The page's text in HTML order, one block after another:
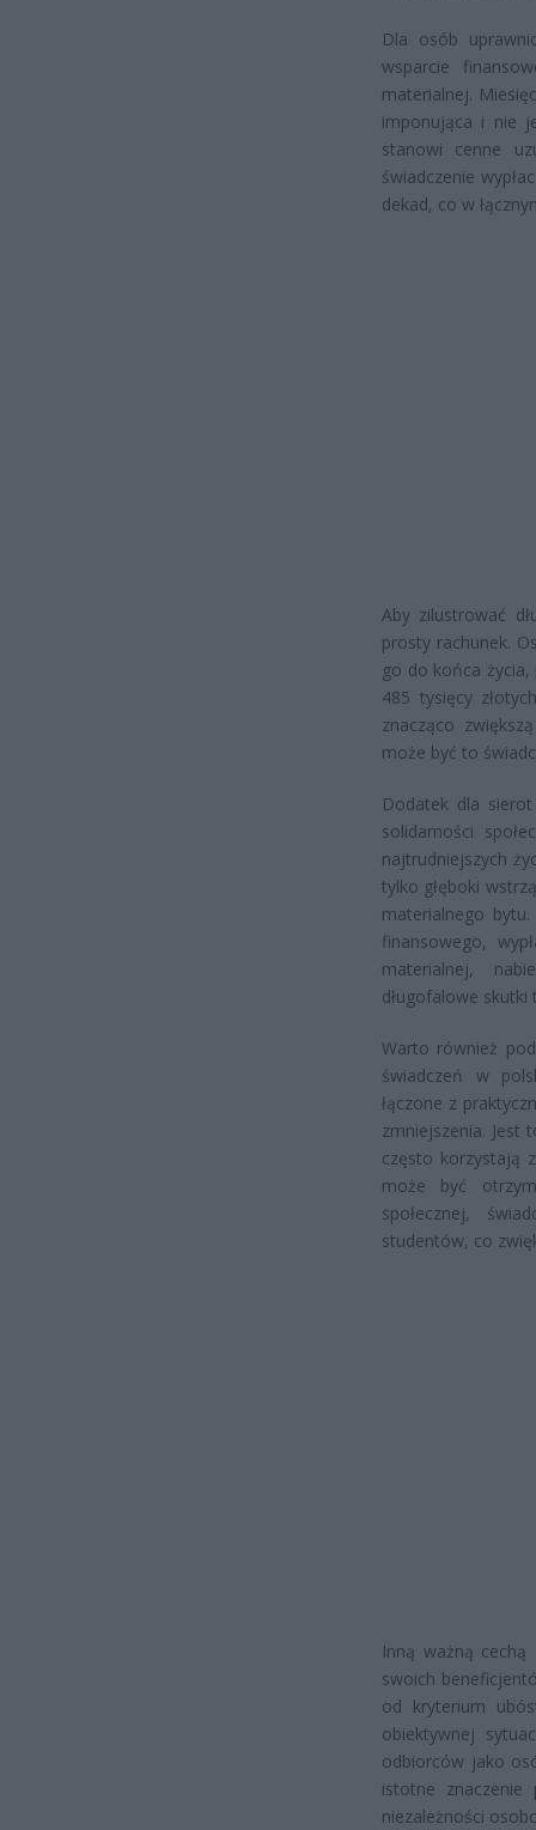
Dla osób
wsparcie
materialnej.
imponująca i nie
stanowi cenne
świadczenie
dekad, co w
Aby zilustrować
prosty rachunek.
go do końca życia,
485 tysięcy
znacząco
może być to
Dodatek dla
solidarności
najtrudniejszych
tylko głęboki
materialnego
finansowego,
materialnej,
długofalowe skutki
Warto również
świadczeń w
łączone z
zmniejszenia. Jest
często korzystają
może być
społecznej,
studentów, co
Inną ważną
swoich
od kryterium
obiektywnej
odbiorców jako
istotne znaczenie
niezależności